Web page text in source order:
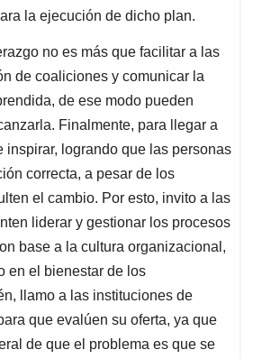
la ejecución de dicho plan.
no es más que facilitar a las
de coaliciones y comunicar la
de ese modo pueden
Finalmente, para llegar a
inspirar, logrando que las personas
correcta, a pesar de los
el cambio. Por esto, invito a las
liderar y gestionar los procesos
base a la cultura organizacional,
en el bienestar de los
llamo a las instituciones de
que evalúen su oferta, ya que
de que el problema es que se